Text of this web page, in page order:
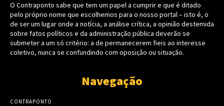
O Contraponto sabe que tem um papel a cumprir e que é ditado
pelo próprio nome que escolhemos para o nosso portal – isto é, o
de ser um lugar onde a notícia, a análise crítica, a opinião destemida
sobre fatos políticos e da administração pública deverão se
submeter a um só critério: a de permanecerem fieis ao interesse
coletivo, nunca se confundindo com oposição ou situação.
Navegação
CONTRAPONTO